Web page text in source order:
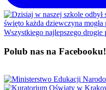
Polub nas na Facebooku!